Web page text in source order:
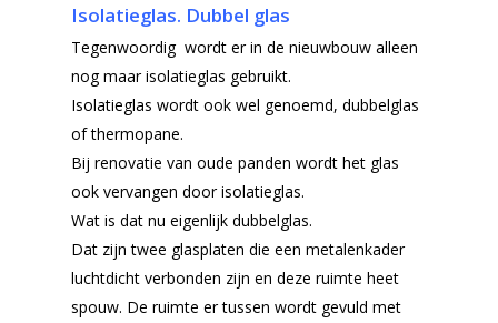
Isolatieglas. Dubbel glas
Tegenwoordig wordt er in de nieuwbouw alleen
nog maar isolatieglas gebruikt.
Isolatieglas wordt ook wel genoemd, dubbelglas
of thermopane.
Bij renovatie van oude panden wordt het glas
ook vervangen door isolatieglas.
Wat is dat nu eigenlijk dubbelglas.
Dat zijn twee glasplaten die een metalenkader
luchtdicht verbonden zijn en deze ruimte heet
spouw. De ruimte er tussen wordt gevuld met